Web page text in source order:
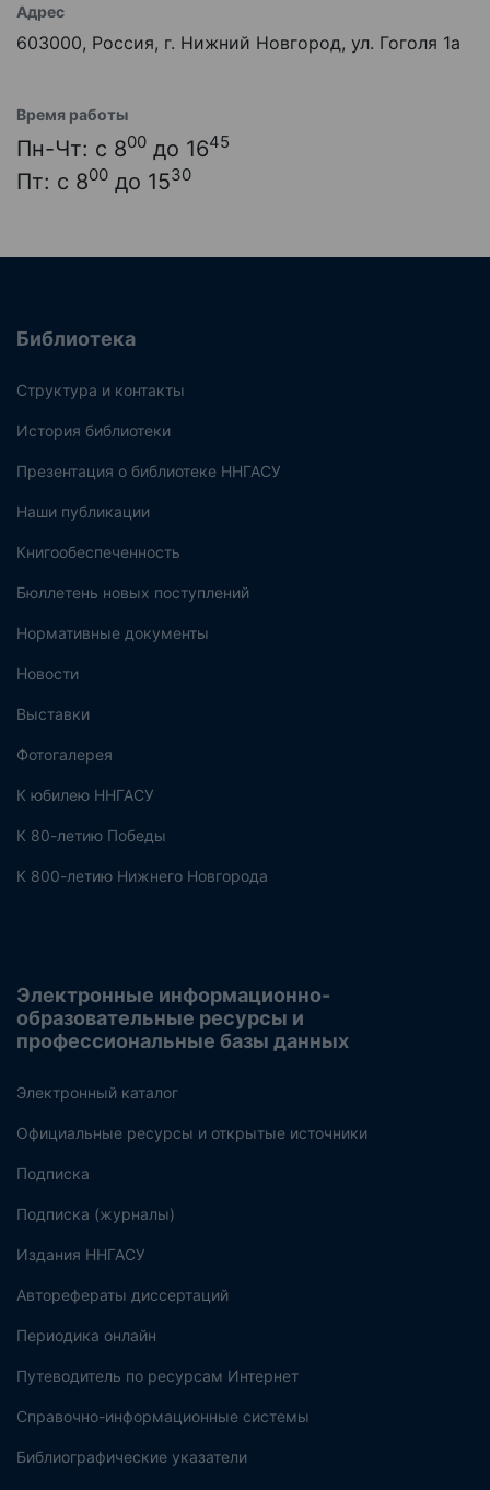
Адрес
603000, Россия, г. Нижний Новгород, ул. Гоголя 1а
Время работы
Пн-Чт: с 800 до 1645
Пт: с 800 до 1530
Библиотека
Структура и контакты
История библиотеки
Презентация о библиотеке ННГАСУ
Наши публикации
Книгообеспеченность
Бюллетень новых поступлений
Нормативные документы
Новости
Выставки
Фотогалерея
К юбилею ННГАСУ
К 80-летию Победы
К 800-летию Нижнего Новгорода
Электронные информационно-
образовательные ресурсы и
профессиональные базы данных
Электронный каталог
Официальные ресурсы и открытые источники
Подписка
Подписка (журналы)
Издания ННГАСУ
Авторефераты диссертаций
Периодика онлайн
Путеводитель по ресурсам Интернет
Справочно-информационные системы
Библиографические указатели